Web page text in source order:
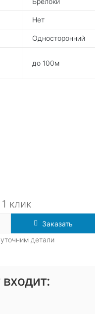
Нет
Односторонний
до 100м
клик
Заказать
детали